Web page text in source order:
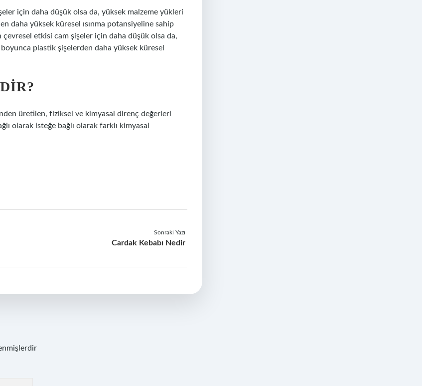
için daha düşük olsa da, yüksek malzeme yükleri
daha yüksek küresel ısınma potansiyeline sahip
etkisi cam şişeler için daha düşük olsa da,
plastik şişelerden daha yüksek küresel
üretilen, fiziksel ve kimyasal direnç değerleri
olarak isteğe bağlı olarak farklı kimyasal
Sonraki Yazı
Cardak Kebabı Nedir